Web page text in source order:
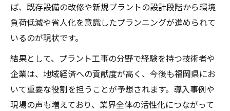
効率を追求したプラント工事手法のポイン
ト
プラント工事現場で生かす作業効率化の知
恵
福岡 プラント 工事に適した技術選定の基準
ば、既存設備の改修や新規プラントの設計段階から環境
負荷低減や省人化を意識したプランニングが進められて
いるのが現状です。
結果として、プラント工事の分野で経験を持つ技術者や
企業は、地域経済への貢献度が高く、今後も福岡県にお
いて重要な役割を担うことが予想されます。導入事例や
現場の声も増えており、業界全体の活性化につながって